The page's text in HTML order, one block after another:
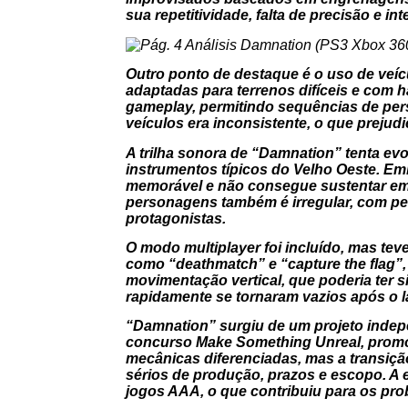
sua repetitividade, falta de precisão e
Outro ponto de destaque é o uso de
adaptadas para terrenos difíceis e com
gameplay, permitindo sequências de
veículos era inconsistente, o que
A trilha sonora de “Damnation” tenta
instrumentos típicos do Velho Oeste.
memorável e não consegue sustentar
personagens também é irregular, com
protagonistas.
O modo multiplayer foi incluído, mas
como “deathmatch” e “capture the
movimentação vertical, que poderia ter
rapidamente se tornaram vazios após
“Damnation” surgiu de um projeto
concurso Make Something Unreal,
mecânicas diferenciadas, mas a
sérios de produção, prazos e escopo. A
jogos AAA, o que contribuiu para os